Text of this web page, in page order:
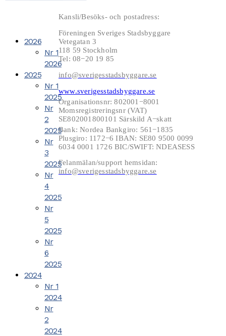
2026
Nr 1
2026
2025
Nr 1
2025
Nr
2
2025
Nr
3
2025
Nr
4
2025
Nr
5
2025
Nr
6
2025
2024
Nr 1
2024
Nr
2
2024
Kansli/Besöks- och postadress:
Föreningen Sveriges Stadsbyggare
Vetegatan 3
118 59 Stockholm
Tel: 08−20 19 85
info@sverigesstadsbyggare.se
www.sverigesstadsbyggare.se
Organisationsnr: 802001−8001
Momsregistreringsnr (VAT)
SE802001800101 Särskild A−skatt
Bank: Nordea Bankgiro: 561−1835
Plusgiro: 1172−6 IBAN: SE80 9500 0099
6034 0001 1726 BIC/SWIFT: NDEASESS
Felanmälan/support hemsidan:
info@sverigesstadsbyggare.se